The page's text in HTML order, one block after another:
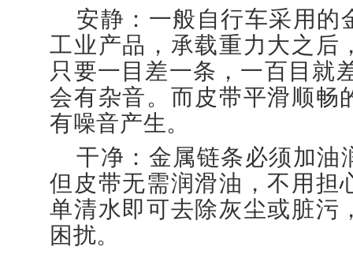
安静：一般自行车采用的
工业产品，承载重力大之后
只要一目差一条，一百目就
会有杂音。而皮带平滑顺畅
有噪音产生。
干净：金属链条必须加油
但皮带无需润滑油，不用担
单清水即可去除灰尘或脏污
困扰。